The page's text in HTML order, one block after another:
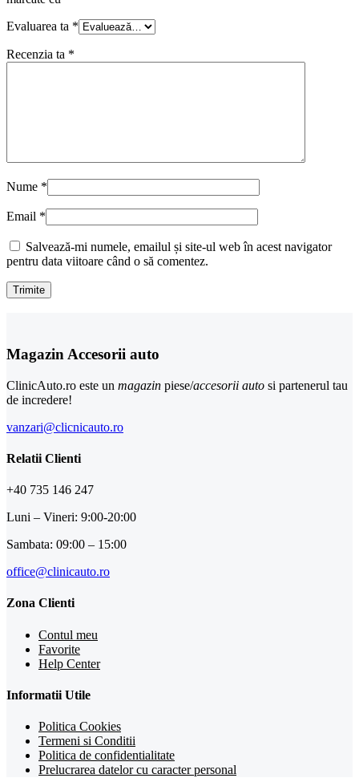
Evaluarea ta *
Recenzia ta *
Nume *
Email *
Salvează-mi numele, emailul și site-ul web în acest navigator
pentru data viitoare când o să comentez.
Magazin Accesorii auto
ClinicAuto.ro este un magazin piese/accesorii auto si partenerul tau
de incredere!
vanzari@clicnicauto.ro
Relatii Clienti
+40 735 146 247
Luni – Vineri: 9:00-20:00
Sambata: 09:00 – 15:00
office@clinicauto.ro
Zona Clienti
Contul meu
Favorite
Help Center
Informatii Utile
Politica Cookies
Termeni si Conditii
Politica de confidentialitate
Prelucrarea datelor cu caracter personal